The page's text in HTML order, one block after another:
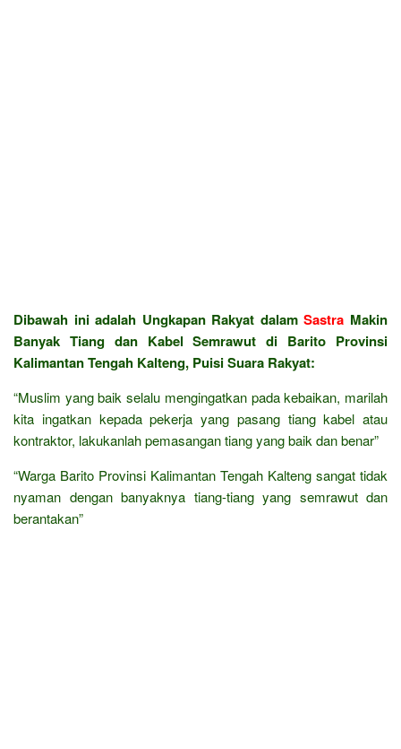
Dibawah ini adalah Ungkapan Rakyat dalamSastra Makin
Banyak Tiang dan Kabel Semrawut di Barito Provinsi
Kalimantan Tengah Kalteng, Puisi Suara Rakyat:
“Muslim yang baik selalu mengingatkan pada kebaikan, marilah
kita ingatkan kepada pekerja yang pasang tiang kabel atau
kontraktor, lakukanlah pemasangan tiang yang baik dan benar”
“Warga Barito Provinsi Kalimantan Tengah Kalteng sangat tidak
nyaman dengan banyaknya tiang-tiang yang semrawut dan
berantakan”